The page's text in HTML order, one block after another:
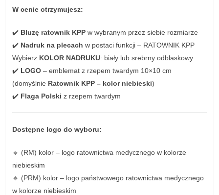
W cenie otrzymujesz:
✔️ Bluzę ratownik KPP w wybranym przez siebie rozmiarze
✔️ Nadruk na plecach w postaci funkcji – RATOWNIK KPP
Wybierz KOLOR NADRUKU: biały lub srebrny odblaskowy
✔️ LOGO – emblemat z rzepem twardym 10×10 cm
(domyślnie Ratownik KPP – kolor niebieski)
✔️ Flaga Polski z rzepem twardym
Dostępne logo do wyboru:
🔹 (RM) kolor – logo ratownictwa medycznego w kolorze
niebieskim
🔹 (PRM) kolor – logo państwowego ratownictwa medycznego
w kolorze niebieskim